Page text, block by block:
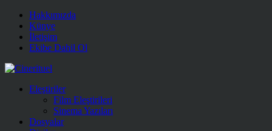
Hakkımızda
Künye
İletişim
Ekibe Dahil Ol
Eleştiriler
Film Eleştirileri
Sinema Yazıları
Dosyalar